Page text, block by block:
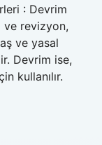
: Devrim
ve revizyon,
ve yasal
Devrim ise,
kullanılır.